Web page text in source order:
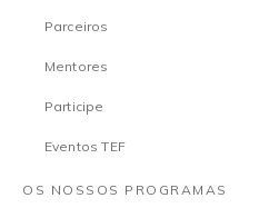
Parceiros
Mentores
Participe
Eventos TEF
OS NOSSOS PROGRAMAS